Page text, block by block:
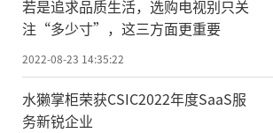
若是追求品质生活，选购电视别只关
注“多少寸”，这三方面更重要
2022-08-23 14:35:22
水獭掌柜荣获CSIC2022年度SaaS服
务新锐企业